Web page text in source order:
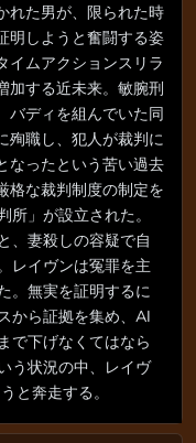
れた男が、限られた時
明しようと奮闘する姿
イムアクションスリラ
加する近未来。敏腕刑
バディを組んでいた同
殉職し、犯人が裁判に
なったという苦い過去
格な裁判制度の制定を
」が設立された。
、妻殺しの容疑で自
レイヴンは冤罪を主
。無実を証明するに
から証拠を集め、AI
で下げなくてはなら
う状況の中、レイヴ
と奔走する。